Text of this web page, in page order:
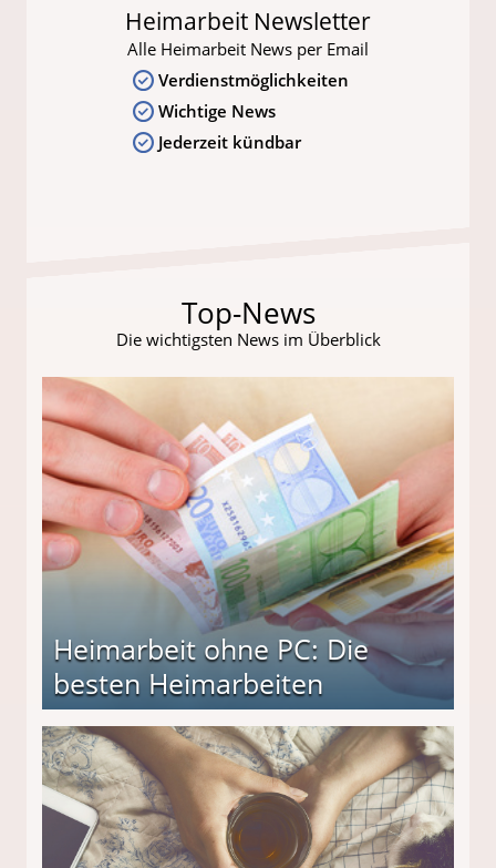
Heimarbeit Newsletter
Alle Heimarbeit News per Email
Verdienstmöglichkeiten
Wichtige News
Jederzeit kündbar
Top-News
Die wichtigsten News im Überblick
Heimarbeit ohne PC: Die
besten Heimarbeiten